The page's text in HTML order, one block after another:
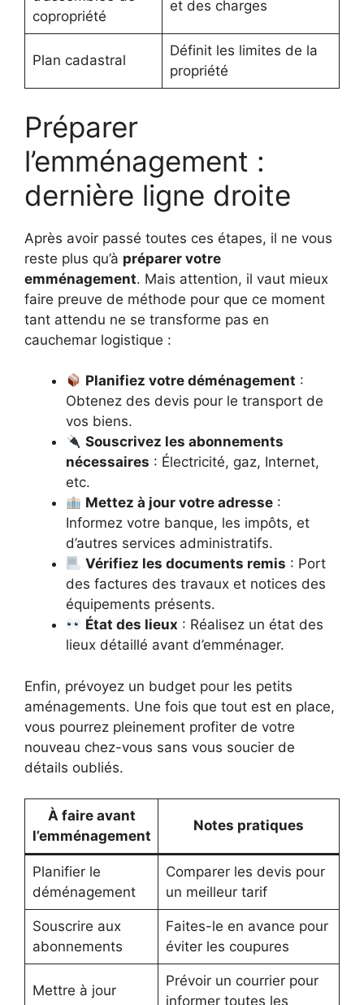
copropriété
et des charges
Plan cadastral
Définit les limites de la
propriété
Préparer
l’emménagement :
dernière ligne droite
Après avoir passé toutes ces étapes, il ne vous
reste plus qu’à préparer votre
emménagement. Mais attention, il vaut mieux
faire preuve de méthode pour que ce moment
tant attendu ne se transforme pas en
cauchemar logistique :
Planifiez votre déménagement :
Obtenez des devis pour le transport de
vos biens.
Souscrivez les abonnements
nécessaires : Électricité, gaz, Internet,
etc.
Mettez à jour votre adresse :
Informez votre banque, les impôts, et
d’autres services administratifs.
Vérifiez les documents remis : Port
des factures des travaux et notices des
équipements présents.
État des lieux : Réalisez un état des
lieux détaillé avant d’emménager.
Enfin, prévoyez un budget pour les petits
aménagements. Une fois que tout est en place,
vous pourrez pleinement profiter de votre
nouveau chez-vous sans vous soucier de
détails oubliés.
À faire avant
l’emménagement
Notes pratiques
Planifier le
déménagement
Comparer les devis pour
un meilleur tarif
Souscrire aux
abonnements
Faites-le en avance pour
éviter les coupures
Mettre à jour
Prévoir un courrier pour
informer toutes les